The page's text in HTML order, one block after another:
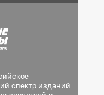
спектр изданий